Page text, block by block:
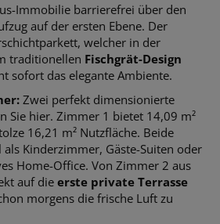
Immobilie barrierefrei über den
auf der ersten Ebene. Der
welcher in der
traditionellen Fischgrät-Design
sofort das elegante Ambiente.
Zwei perfekt dimensionierte
Sie hier. Zimmer 1 bietet 14,09 m²
16,21 m² Nutzfläche. Beide
als Kinderzimmer, Gäste-Suiten oder
Home-Office. Von Zimmer 2 aus
auf die erste private Terrasse
morgens die frische Luft zu